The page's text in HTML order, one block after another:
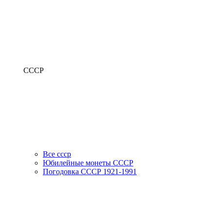
СССР
Все ссср
Юбилейные монеты СССР
Погодовка СССР 1921-1991